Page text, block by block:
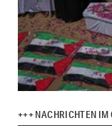
+++ NACHRICHTEN IM